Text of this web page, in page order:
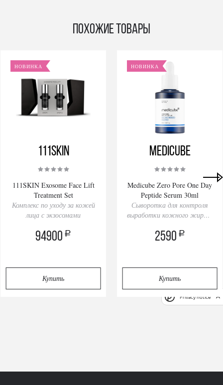
Похожие товары
НОВИНКА
111SKIN
111SKIN Exosome Face Lift
Treatment Set
Комплекс по уходу за кожей
лица с экзосомами
94900 a
Купить
НОВИНКА
Medicube
Medicube Zero Pore One Day
Peptide Serum 30ml
Сыворотка для контроля
выработки кожного жира и
2590 a
Купить
Privacy notice